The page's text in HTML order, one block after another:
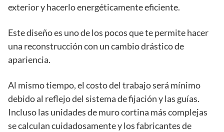
exterior y hacerlo energéticamente eficiente.
Este diseño es uno de los pocos que te permite hacer
una reconstrucción con un cambio drástico de
apariencia.
Al mismo tiempo, el costo del trabajo será mínimo
debido al reflejo del sistema de fijación y las guías.
Incluso las unidades de muro cortina más complejas
se calculan cuidadosamente y los fabricantes de